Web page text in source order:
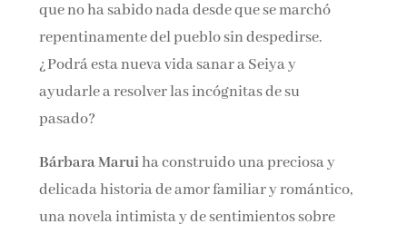
que no ha sabido nada desde que se marchó
repentinamente del pueblo sin despedirse.
¿Podrá esta nueva vida sanar a Seiya y
ayudarle a resolver las incógnitas de su
pasado?
Bárbara Maruiha construido una preciosa y
delicada historia de amor familiar y romántico,
una novela intimista y de sentimientos sobre